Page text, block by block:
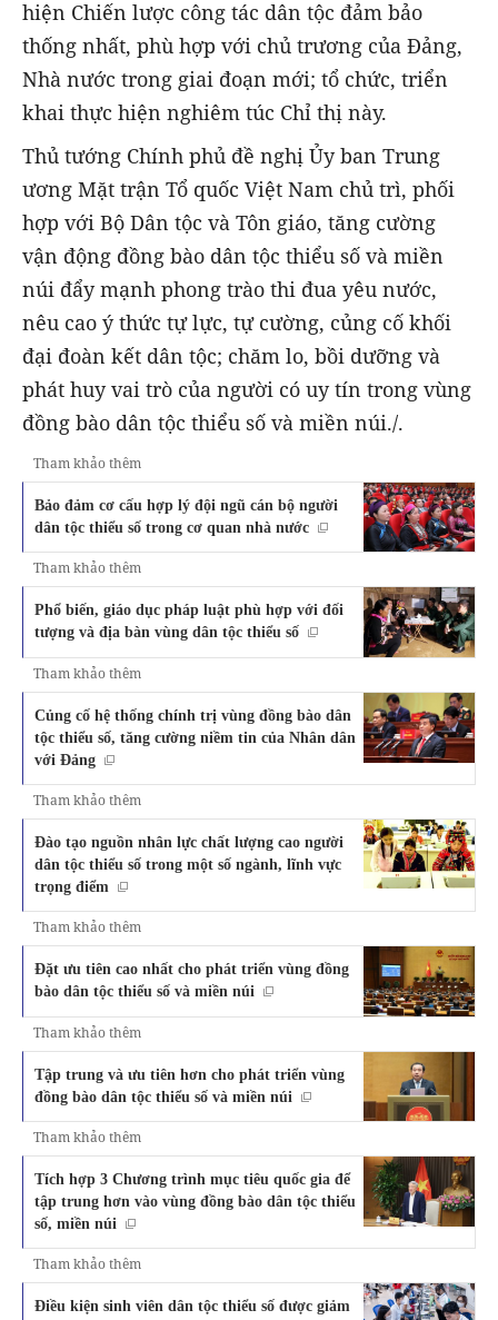
hiện Chiến lược công tác dân tộc đảm bảo
thống nhất, phù hợp với chủ trương của Đảng,
Nhà nước trong giai đoạn mới; tổ chức, triển
khai thực hiện nghiêm túc Chỉ thị này.
Thủ tướng Chính phủ đề nghị Ủy ban Trung
ương Mặt trận Tổ quốc Việt Nam chủ trì, phối
hợp với Bộ Dân tộc và Tôn giáo, tăng cường
vận động đồng bào dân tộc thiểu số và miền
núi đẩy mạnh phong trào thi đua yêu nước,
nêu cao ý thức tự lực, tự cường, củng cố khối
đại đoàn kết dân tộc; chăm lo, bồi dưỡng và
phát huy vai trò của người có uy tín trong vùng
đồng bào dân tộc thiểu số và miền núi./.
Tham khảo thêm
Bảo đảm cơ cấu hợp lý đội ngũ cán bộ người
dân tộc thiểu số trong cơ quan nhà nước
Tham khảo thêm
Phổ biến, giáo dục pháp luật phù hợp với đối
tượng và địa bàn vùng dân tộc thiểu số
Tham khảo thêm
Củng cố hệ thống chính trị vùng đồng bào dân
tộc thiểu số, tăng cường niềm tin của Nhân dân
với Đảng
Tham khảo thêm
Đào tạo nguồn nhân lực chất lượng cao người
dân tộc thiểu số trong một số ngành, lĩnh vực
trọng điểm
Tham khảo thêm
Đặt ưu tiên cao nhất cho phát triển vùng đồng
bào dân tộc thiểu số và miền núi
Tham khảo thêm
Tập trung và ưu tiên hơn cho phát triển vùng
đồng bào dân tộc thiểu số và miền núi
Tham khảo thêm
Tích hợp 3 Chương trình mục tiêu quốc gia để
tập trung hơn vào vùng đồng bào dân tộc thiểu
số, miền núi
Tham khảo thêm
Điều kiện sinh viên dân tộc thiểu số được giảm